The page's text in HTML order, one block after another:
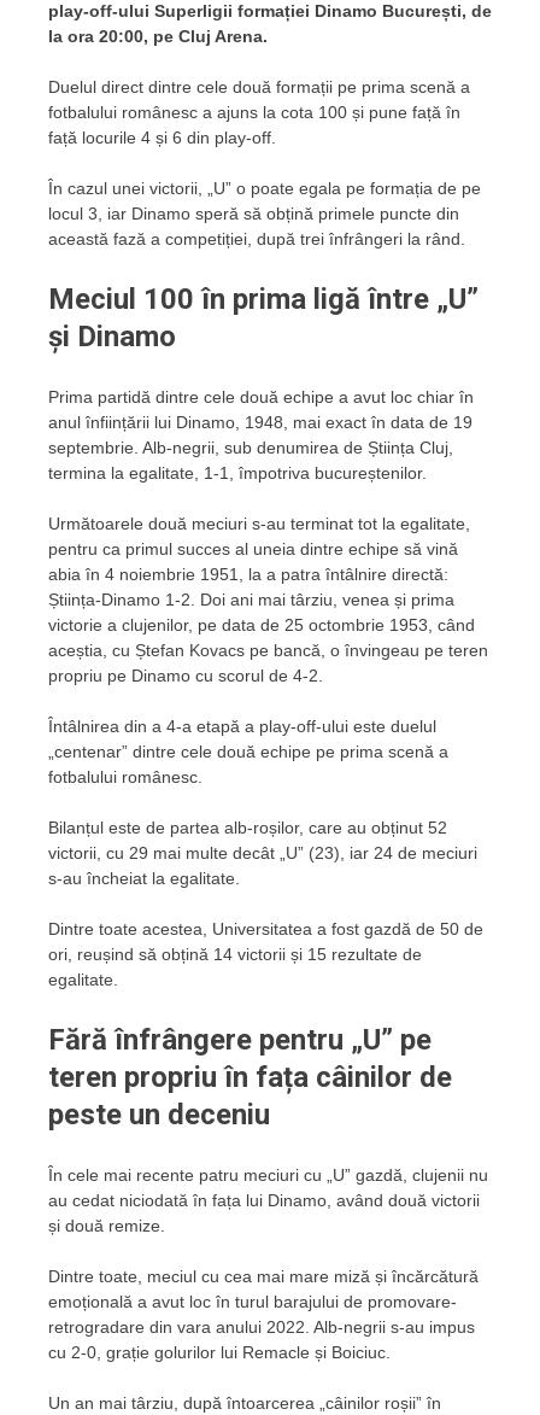
play-off-ului Superligii formației Dinamo București, de
la ora 20:00, pe Cluj Arena.
Duelul direct dintre cele două formații pe prima scenă a
fotbalului românesc a ajuns la cota 100 și pune față în
față locurile 4 și 6 din play-off.
În cazul unei victorii, „U” o poate egala pe formația de pe
locul 3, iar Dinamo speră să obțină primele puncte din
această fază a competiției, după trei înfrângeri la rând.
Meciul 100 în prima ligă între „U”
și Dinamo
Prima partidă dintre cele două echipe a avut loc chiar în
anul înființării lui Dinamo, 1948, mai exact în data de 19
septembrie. Alb-negrii, sub denumirea de Știința Cluj,
termina la egalitate, 1-1, împotriva bucureștenilor.
Următoarele două meciuri s-au terminat tot la egalitate,
pentru ca primul succes al uneia dintre echipe să vină
abia în 4 noiembrie 1951, la a patra întâlnire directă:
Știința-Dinamo 1-2. Doi ani mai târziu, venea și prima
victorie a clujenilor, pe data de 25 octombrie 1953, când
aceștia, cu Ștefan Kovacs pe bancă, o învingeau pe teren
propriu pe Dinamo cu scorul de 4-2.
Întâlnirea din a 4-a etapă a play-off-ului este duelul
„centenar” dintre cele două echipe pe prima scenă a
fotbalului românesc.
Bilanțul este de partea alb-roșilor, care au obținut 52
victorii, cu 29 mai multe decât „U” (23), iar 24 de meciuri
s-au încheiat la egalitate.
Dintre toate acestea, Universitatea a fost gazdă de 50 de
ori, reușind să obțină 14 victorii și 15 rezultate de
egalitate.
Fără înfrângere pentru „U” pe
teren propriu în fața câinilor de
peste un deceniu
În cele mai recente patru meciuri cu „U” gazdă, clujenii nu
au cedat niciodată în fața lui Dinamo, având două victorii
și două remize.
Dintre toate, meciul cu cea mai mare miză și încărcătură
emoțională a avut loc în turul barajului de promovare-
retrogradare din vara anului 2022. Alb-negrii s-au impus
cu 2-0, grație golurilor lui Remacle și Boiciuc.
Un an mai târziu, după întoarcerea „câinilor roșii” în